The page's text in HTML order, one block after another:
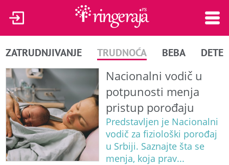
ZATRUDNJIVANJE TRUDNOĆA BEBA DETE
Nacionalni vodič u
potpunosti menja
pristup porođaju
Predstavljen je Nacionalni
vodič za fiziološki porođaj
u Srbiji. Saznajte šta se
menja, koja prav...